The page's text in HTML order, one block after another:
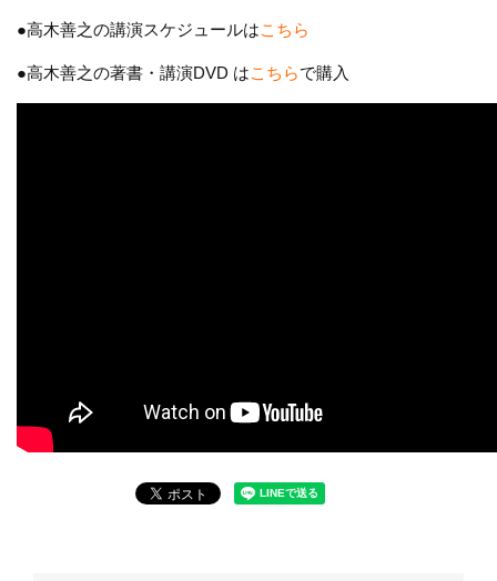
●高木善之の講演スケジュールはこちら
●高木善之の著書・講演DVD はこちらで購入